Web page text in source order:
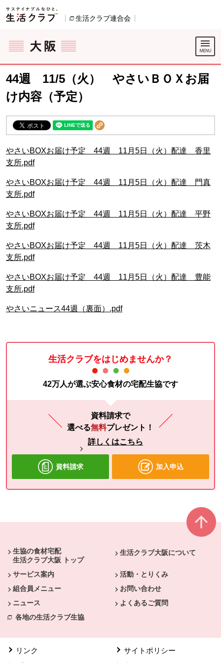
ページの先頭です。
生活クラブ連合会
ここからサイト内共通メニューです。
サイト内共通メニューをスキップする
サイト内共通メニューここまで。
44週 11/5（火） やさいＢＯＸお届
け内容（予定）
やさいBOXお届け予定 44週 11月5日（火）配達 香里
支所.pdf
やさいBOXお届け予定 44週 11月5日（火）配達 門真
支所.pdf
やさいBOXお届け予定 44週 11月5日（火）配達 平野
支所.pdf
やさいBOXお届け予定 44週 11月5日（火）配達 茨木
支所.pdf
やさいBOXお届け予定 44週 11月5日（火）配達 豊能
支所.pdf
やさいニュース44週（裏面）.pdf
生活クラブをはじめませんか？
42万人が選ぶ安心食材の宅配生協です
資料請求で
選べる無料プレゼント！
詳しくはこちら
資料請求 加入申込
生協の食材宅配
生活クラブ大阪 トップ
生活クラブ大阪について
サービス案内
活動・とりくみ
組合員メニュー
お問い合わせ
ニュース
よくあるご質問
各地の生活クラブ生協
リンク
サイトポリシー